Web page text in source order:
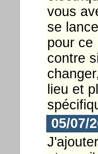
vous
se
pour ce
contre
lieu et
05/07/